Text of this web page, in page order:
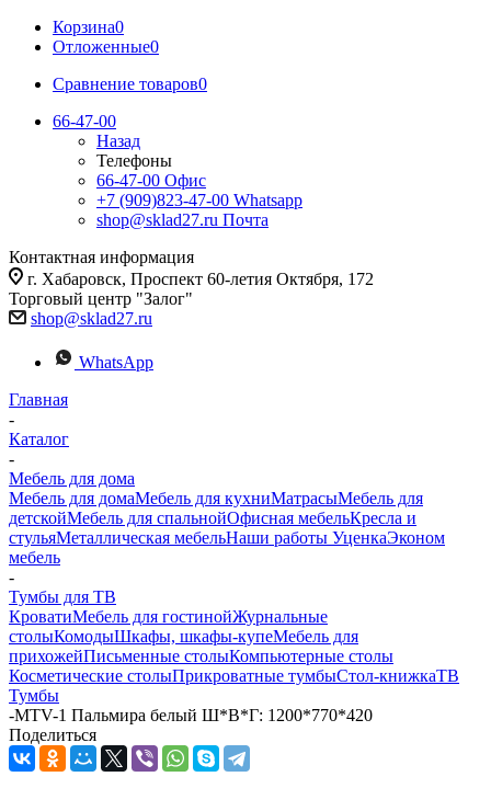
Корзина0
Отложенные0
Сравнение товаров0
66-47-00
Назад
Телефоны
66-47-00 Офис
+7 (909)823-47-00 Whatsapp
shop@sklad27.ru Почта
Контактная информация
г. Хабаровск, Проспект 60-летия Октября, 172
Торговый центр "Залог"
shop@sklad27.ru
WhatsApp
Главная
-
Каталог
-
Мебель для дома
Мебель для домаМебель для кухниМатраcыМебель для
детскойМебель для спальнойОфисная мебельКресла и
стульяМеталлическая мебельНаши работы УценкаЭконом
мебель
-
Тумбы для ТВ
КроватиМебель для гостинойЖурнальные
столыКомодыШкафы, шкафы-купеМебель для
прихожейПисьменные столыКомпьютерные столы
Косметические столыПрикроватные тумбыСтол-книжкаТВ
Тумбы
-MTV-1 Пальмира белый Ш*В*Г: 1200*770*420
Поделиться